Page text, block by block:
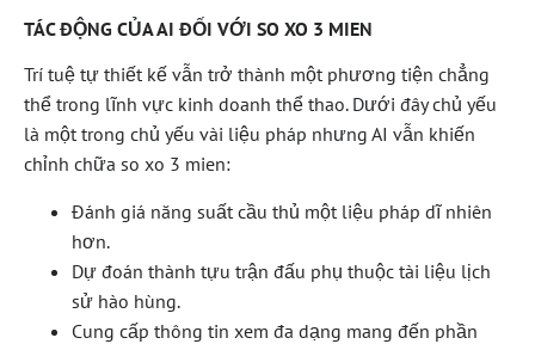
TÁC ĐỘNG CỦA AI ĐỐI VỚI SO XO 3 MIEN
Trí tuệ tự thiết kế vẫn trở thành một phương tiện chẳng
thể trong lĩnh vực kinh doanh thể thao. Dưới đây chủ yếu
là một trong chủ yếu vài liệu pháp nhưng AI vẫn khiến
chỉnh chữa so xo 3 mien:
Đánh giá năng suất cầu thủ một liệu pháp dĩ nhiên
hơn.
Dự đoán thành tựu trận đấu phụ thuộc tài liệu lịch
sử hào hùng.
Cung cấp thông tin xem đa dạng mang đến phần